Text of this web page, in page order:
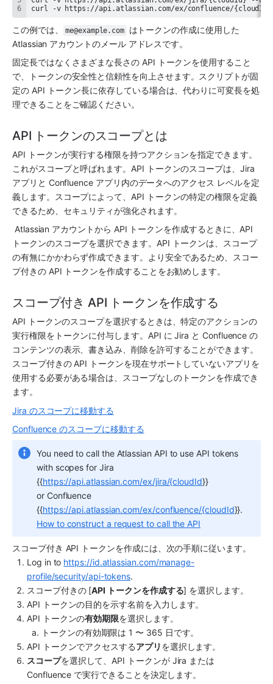
curl -v https://api.atlassian.com/ex/confluence/{cloudId} --
この例では、 me@example.com
はトークンの作成に使用した
Atlassian アカウントのメール アドレスです。
固定長ではなくさまざまな長さの API トークンを使用すること
で、トークンの安全性と信頼性を向上させます。スクリプトが固
定の API トークン長に依存している場合は、代わりに可変長を処
理できることをご確認ください。
API トークンのスコープとは
API トークンが実行する権限を持つアクションを指定できます。
これがスコープと呼ばれます。API トークンのスコープは、Jira
アプリと Confluence アプリ内のデータへのアクセス レベルを定
義します。スコープによって、API トークンの特定の権限を定義
できるため、セキュリティが強化されます。
トークンのスコープを選択できます。API トークンは、スコープ
の有無にかかわらず作成できます。より安全であるため、スコー
プ付きの API トークンを作成することをお勧めします。
スコープ付き API トークンを作成する
API トークンのスコープを選択するときは、特定のアクションの
実行権限をトークンに付与します。API に Jira と Confluence の
コンテンツの表示、書き込み、削除を許可することができます。
スコープ付きの API トークンを現在サポートしていないアプリを
使用する必要がある場合は、スコープなしのトークンを作成でき
ます。
Jira のスコープに移動する
Confluence のスコープに移動する
You need to call the Atlassian API to use API tokens
with scopes for Jira
{{https://api.atlassian.com/ex/jira/{cloudId}}
or Confluence
{{https://api.atlassian.com/ex/confluence/{cloudId}}.
How to construct a request to call the API
スコープ付き API トークンを作成には、次の手順に従います。
Log in to https://id.atlassian.com/manage-
profile/security/api-tokens.
スコープ付きの [API トークンを作成する] を選択します。
API トークンの目的を示す名前を入力します。
API トークンの有効期限を選択します。
トークンの有効期限は 1 〜 365 日です。
API トークンでアクセスするアプリ を選択します。
スコープを選択して、API トークンが Jira または
Confluence で実行できることを決定します。